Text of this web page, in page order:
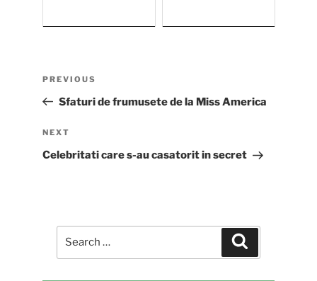
Previous
Post
PREVIOUS
Sfaturi de frumusete de la Miss America
Next
Post
NEXT
Celebritati care s-au casatorit in secret